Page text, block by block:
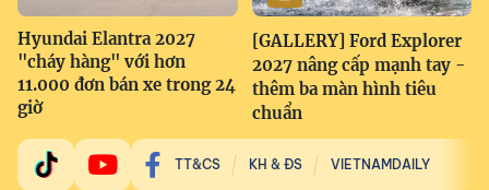
Hyundai Elantra 2027
"cháy hàng" với hơn
11.000 đơn bán xe trong 24
giờ
[GALLERY] Ford Explorer
2027 nâng cấp mạnh tay -
thêm ba màn hình tiêu
chuẩn
TT&CS KH & ĐS VIETNAMDAILY